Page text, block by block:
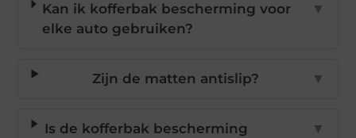
Kan ik kofferbak bescherming voor
elke auto gebruiken?
▼
Zijn de matten antislip? ▼
Is de kofferbak bescherming
▼